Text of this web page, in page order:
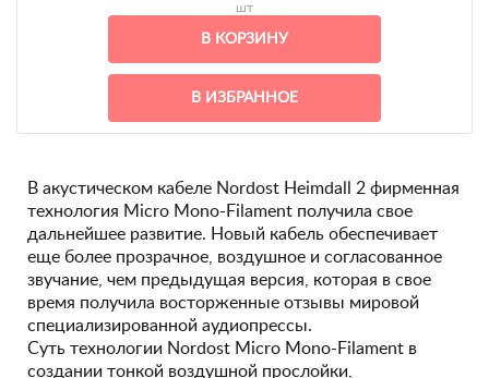
шт
В КОРЗИНУ
В ИЗБРАННОЕ
В акустическом кабеле Nordost Heimdall 2 фирменная
технология Micro Mono-Filament получила свое
дальнейшее развитие. Новый кабель обеспечивает
еще более прозрачное, воздушное и согласованное
звучание, чем предыдущая версия, которая в свое
время получила восторженные отзывы мировой
специализированной аудиопрессы.
Суть технологии Nordost Micro Mono-Filament в
создании тонкой воздушной прослойки,